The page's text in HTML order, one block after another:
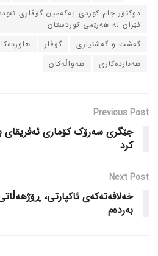
دوکتۆر جام کوردی یه‌که‌مین گۆڤاری
ئێران له‌ هه‌رێمی کوردستان
گه‌شت و گه‌شتیاری
گۆڤار
هه‌نارده‌کاری
هه‌واڵه‌کان
Previous Post
جێگری سه‌رۆک کۆماری ئه‌فریقای
کرد
Next Post
خه‌لافه‌ته‌که‌ی ئاکپارتی،
به‌رده‌م